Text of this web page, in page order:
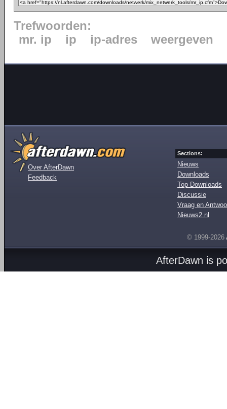
Trefwoorden:
mr. ip
ip ip-adres weergeven
Over AfterDawn
Feedback
Sections:
Nieuws
Downloads
Top Downloads
Discussie
Vraag en
Nieuws2.nl
© 1999-2026
AfterDawn is